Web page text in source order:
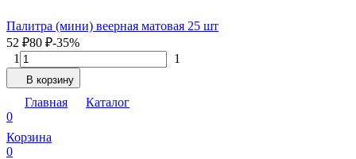
Палитра (мини) веерная матовая 25 шт
52 ₽80 ₽-35%
1
1
В корзину
Главная
Каталог
0
Корзина
0